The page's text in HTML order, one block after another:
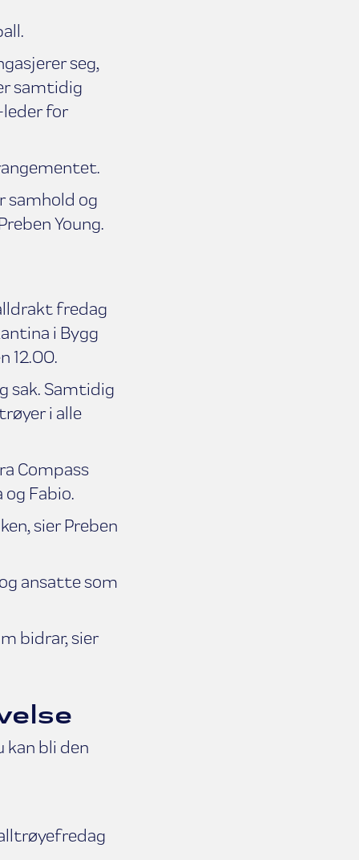
seg,
samtidig
leder for
samhold og
Young.
fredag
i Bygg
12.00.
sak. Samtidig
i alle
Compass
Fabio.
sier Preben
ansatte som
bidrar, sier
kan bli den